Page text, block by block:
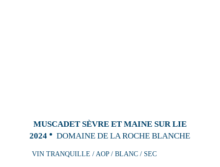
MUSCADET SÈVRE ET MAINE SUR LIE
2024
DOMAINE DE LA ROCHE BLANCHE
VIN TRANQUILLE / AOP / BLANC / SEC